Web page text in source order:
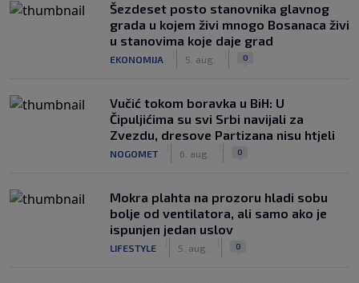
Šezdeset posto stanovnika glavnog
grada u kojem živi mnogo Bosanaca živi
u stanovima koje daje grad
EKONOMIJA 5. aug. 0
Vučić tokom boravka u BiH: U
Čipuljićima su svi Srbi navijali za
Zvezdu, dresove Partizana nisu htjeli
NOGOMET 6. aug. 0
Mokra plahta na prozoru hladi sobu
bolje od ventilatora, ali samo ako je
ispunjen jedan uslov
LIFESTYLE 5. aug. 0